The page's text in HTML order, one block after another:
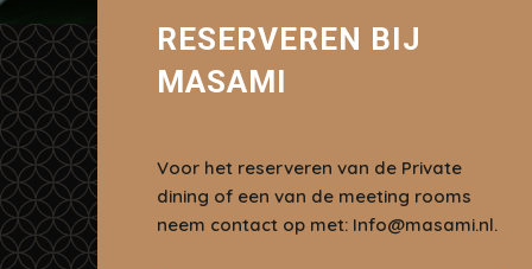
RESERVEREN BIJ
MASAMI
Voor het reserveren van de Private
dining of een van de meeting rooms
neem contact op met: Info@masami.nl.